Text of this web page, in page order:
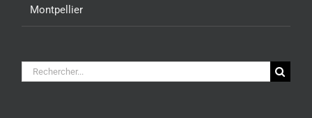
Montpellier
Rechercher: